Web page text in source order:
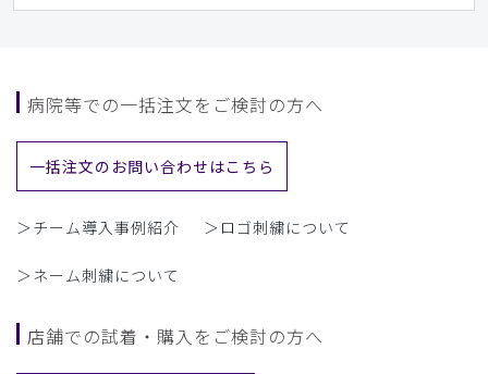
病院等での一括注文をご検討の方へ
一括注文のお問い合わせはこちら
＞チーム導入事例紹介 ＞ロゴ刺繍について
＞ネーム刺繍について
店舗での試着・購入をご検討の方へ